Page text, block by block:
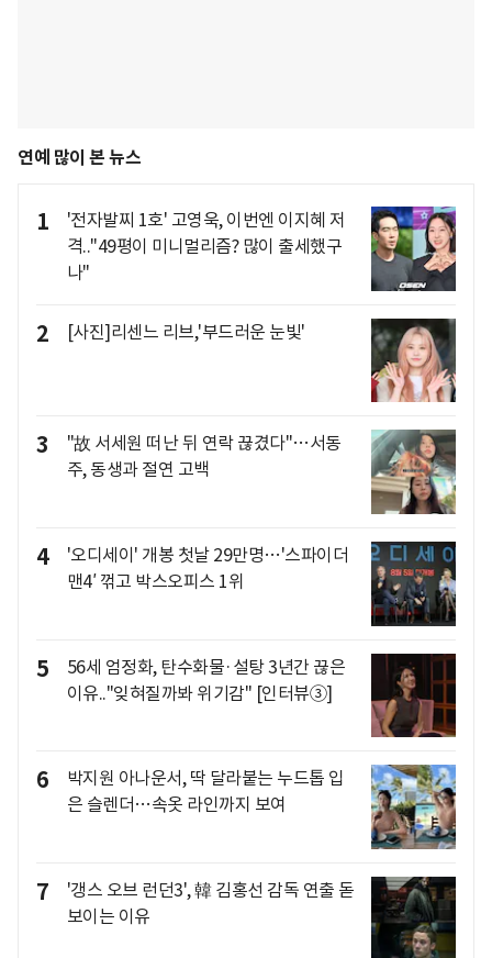
연예 많이 본 뉴스
1
'전자발찌 1호' 고영욱, 이번엔 이지혜 저
격.."49평이 미니멀리즘? 많이 출세했구
나"
2 [사진]리센느 리브,'부드러운 눈빛'
3
"故 서세원 떠난 뒤 연락 끊겼다"…서동
주, 동생과 절연 고백
4
'오디세이' 개봉 첫날 29만명…'스파이더
맨4′ 꺾고 박스오피스 1위
5
56세 엄정화, 탄수화물·설탕 3년간 끊은
이유.."잊혀질까봐 위기감" [인터뷰③]
6
박지원 아나운서, 딱 달라붙는 누드톱 입
은 슬렌더…속옷 라인까지 보여
7
'갱스 오브 런던3', 韓 김홍선 감독 연출 돋
보이는 이유